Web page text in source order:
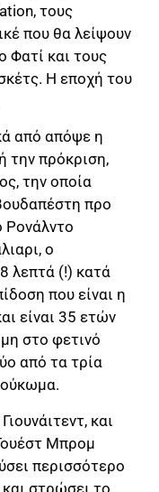
τους
που θα λείψουν
Φατί και τους
Η εποχή του
από απόψε η
την πρόκριση,
την οποία
προ
Ρονάλντο
ο
λεπτά (!) κατά
που είναι η
είναι 35 ετών
στο φετινό
από τα τρία
και
Μπρομ
περισσότερο
στρώσει το